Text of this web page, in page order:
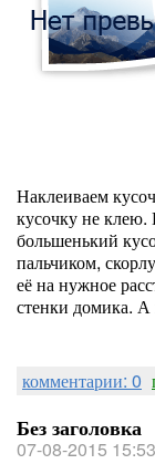
Наклеиваем
кусочку не клею.
большенький
пальчиком,
её на нужное
стенки домика.
комментарии: 0
Без заголовка
07-08-2015 15:53